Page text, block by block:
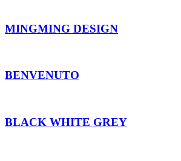
MINGMING DESIGN
BENVENUTO
BLACK WHITE GREY